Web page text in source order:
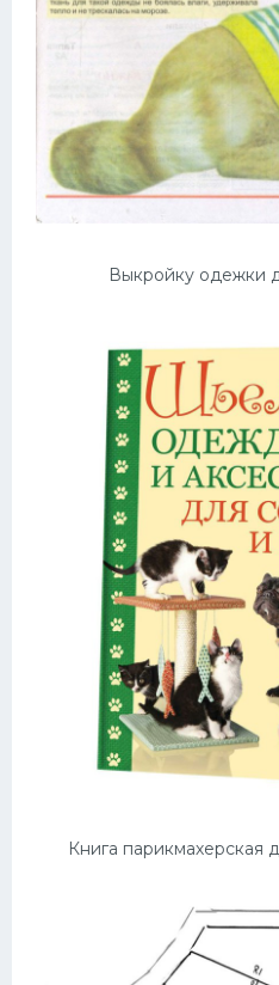
Выкройку одежки
Книга парикмахерская